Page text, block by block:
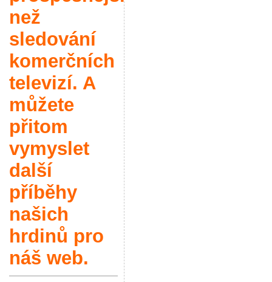
než
sledování
komerčních
televizí. A
můžete
přitom
vymyslet
další
příběhy
našich
hrdinů pro
náš web.